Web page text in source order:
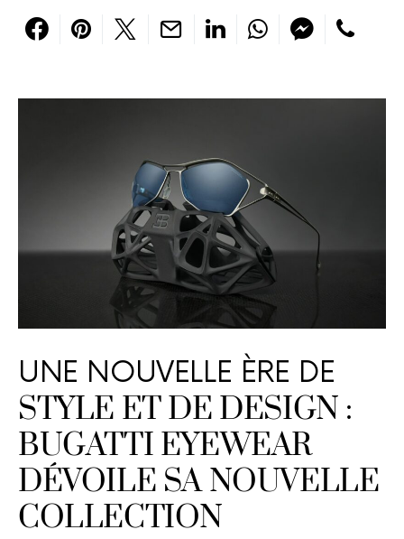
UNE NOUVELLE ÈRE DE
STYLE ET DE DESIGN :
BUGATTI EYEWEAR
DÉVOILE SA NOUVELLE
COLLECTION